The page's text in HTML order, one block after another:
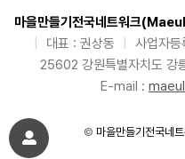
마을만들기전국네트워크
대표 : 권상동 사업자
25602 강원특별자치도
E-mail :
© 마을만들기전국네